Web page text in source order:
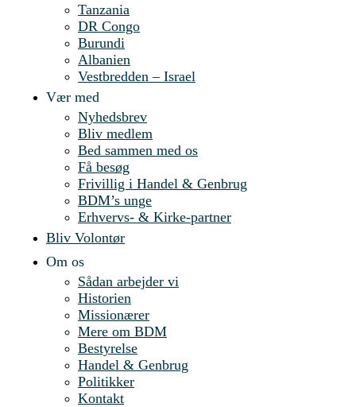
Tanzania
DR Congo
Burundi
Albanien
Vestbredden – Israel
Vær med
Nyhedsbrev
Bliv medlem
Bed sammen med os
Få besøg
Frivillig i Handel & Genbrug
BDM’s unge
Erhvervs- & Kirke-partner
Bliv Volontør
Om os
Sådan arbejder vi
Historien
Missionærer
Mere om BDM
Bestyrelse
Handel & Genbrug
Politikker
Kontakt